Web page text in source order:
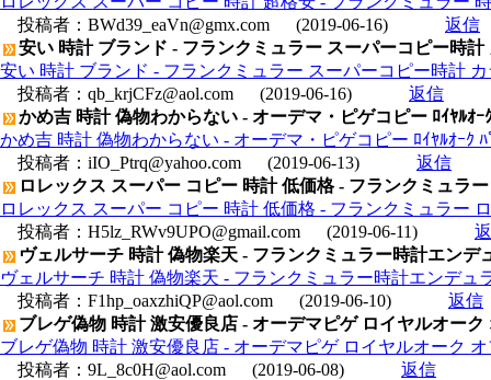
投稿者： BWd39_eaVn@gmx.com (2019-06-16)
返信
安い 時計 ブランド - フランクミュラー スーパーコピー時
安い 時計 ブランド - フランクミュラー スーパーコピー時計
投稿者： qb_krjCFz@aol.com (2019-06-16)
返信
かめ吉 時計 偽物わからない - オーデマ・ピゲコピー ﾛｲﾔﾙｵｰｸ
かめ吉 時計 偽物わからない - オーデマ・ピゲコピー ﾛｲﾔﾙｵｰｸ ﾊ
投稿者： iIO_Ptrq@yahoo.com (2019-06-13)
返信
ロレックス スーパー コピー 時計 低価格 - フランクミュラ
ロレックス スーパー コピー 時計 低価格 - フランクミュラー
投稿者： H5lz_RWv9UPO@gmail.com (2019-06-11)
ヴェルサーチ 時計 偽物楽天 - フランクミュラー時計エン
ヴェルサーチ 時計 偽物楽天 - フランクミュラー時計エンデ
投稿者： F1hp_oaxzhiQP@aol.com (2019-06-10)
返信
ブレゲ偽物 時計 激安優良店 - オーデマピゲ ロイヤルオーク
ブレゲ偽物 時計 激安優良店 - オーデマピゲ ロイヤルオーク
投稿者： 9L_8c0H@aol.com (2019-06-08)
返信